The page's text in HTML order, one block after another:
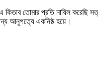
কিতাব তোমার প্রতি নাযিল করেছি
আনুগত্যে একনিষ্ঠ হয়ে।